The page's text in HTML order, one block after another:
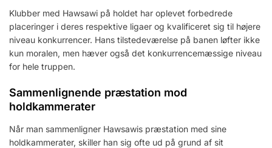
Klubber med Hawsawi på holdet har oplevet forbedrede
placeringer i deres respektive ligaer og kvalificeret sig til højere
niveau konkurrencer. Hans tilstedeværelse på banen løfter ikke
kun moralen, men hæver også det konkurrencemæssige niveau
for hele truppen.
Sammenlignende præstation mod
holdkammerater
Når man sammenligner Hawsawis præstation med sine
holdkammerater, skiller han sig ofte ud på grund af sit